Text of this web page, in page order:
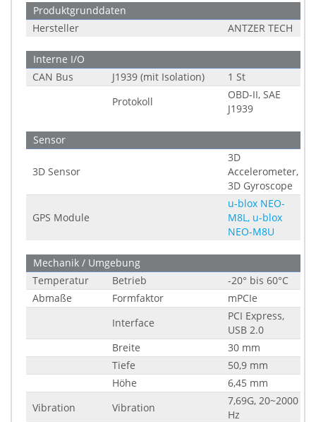
Produktgrunddaten
Hersteller
ANTZER TECH
Interne I/O
CAN Bus
J1939 (mit Isolation)
1 St
Protokoll
OBD-II, SAE
J1939
Sensor
3D Sensor
3D
Accelerometer,
3D Gyroscope
GPS Module
u-blox NEO-
M8L, u-blox
NEO-M8U
Mechanik / Umgebung
Temperatur
Betrieb
-20° bis 60°C
Abmaße
Formfaktor
mPCIe
Interface
PCI Express,
USB 2.0
Breite
30 mm
Tiefe
50,9 mm
Höhe
6,45 mm
Vibration
Vibration
7,69G, 20~2000
Hz